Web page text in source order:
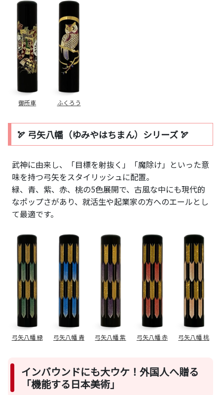
御所車 ふくろう
🏹 弓矢八幡（ゆみやはちまん）シリーズ 🏹
武神に由来し、「目標を射抜く」「魔除け」といった意
味を持つ弓矢をスタイリッシュに配置。
緑、青、紫、赤、桃の5色展開で、古風な中にも現代的
なポップさがあり、就活生や起業家の方へのエールとし
て最適です。
弓矢八幡 緑 弓矢八幡 青 弓矢八幡 紫 弓矢八幡 赤 弓矢八幡 桃
インバウンドにも大ウケ！外国人へ贈る
「機能する日本美術」